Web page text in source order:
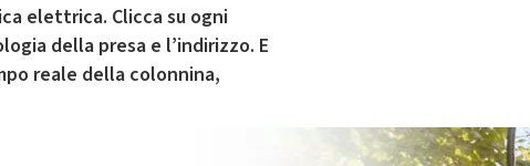
elettrica. Clicca su ogni
della presa e l’indirizzo. E
reale della colonnina,